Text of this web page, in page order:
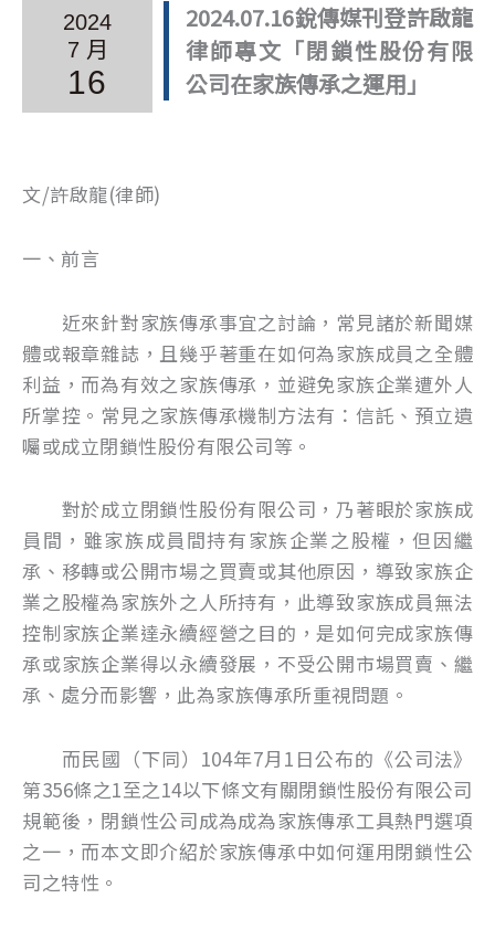
2024
7 月
16
2024.07.16銳傳媒刊登許啟龍
律師專文「閉鎖性股份有限
公司在家族傳承之運用」
文/許啟龍(律師)
一、前言
近來針對家族傳承事宜之討論，常見諸於新聞媒
體或報章雜誌，且幾乎著重在如何為家族成員之全體
利益，而為有效之家族傳承，並避免家族企業遭外人
所掌控。常見之家族傳承機制方法有：信託、預立遺
囑或成立閉鎖性股份有限公司等。
對於成立閉鎖性股份有限公司，乃著眼於家族成
員間，雖家族成員間持有家族企業之股權，但因繼
承、移轉或公開市場之買賣或其他原因，導致家族企
業之股權為家族外之人所持有，此導致家族成員無法
控制家族企業達永續經營之目的，是如何完成家族傳
承或家族企業得以永續發展，不受公開市場買賣、繼
承、處分而影響，此為家族傳承所重視問題。
而民國（下同）104年7月1日公布的《公司法》
第356條之1至之14以下條文有關閉鎖性股份有限公司
規範後，閉鎖性公司成為成為家族傳承工具熱門選項
之一，而本文即介紹於家族傳承中如何運用閉鎖性公
司之特性。